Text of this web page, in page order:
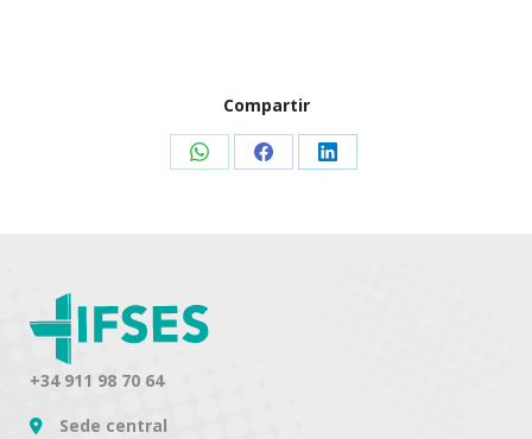
Compartir
Share Share Share
+34 911 98 70 64
Sede central